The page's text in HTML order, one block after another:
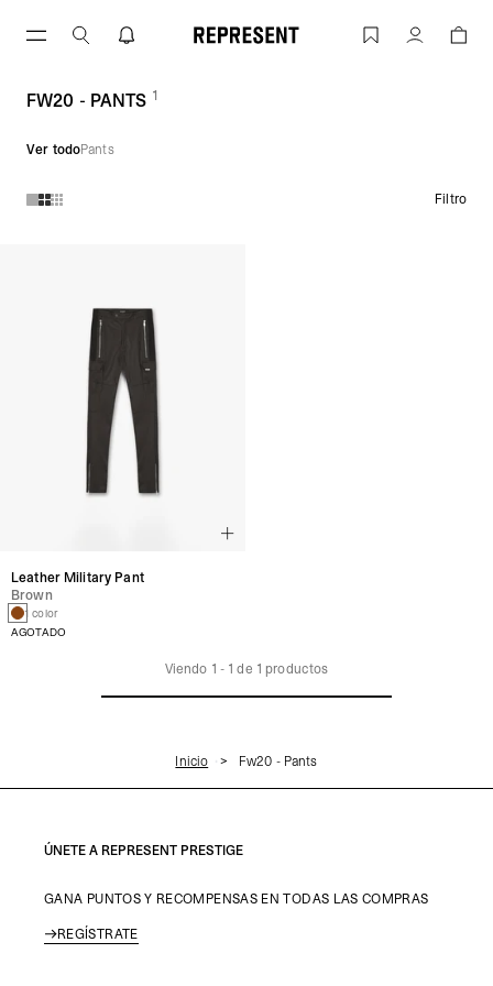
FW20 - PANTS | REPRESENTCuenta
FW20 - PANTS (1productos)
Ver todoPants
Filtro
Leather Military Pant
Brown
1 color
AGOTADO
Viendo 1 - 1 de 1 productos
Inicio Fw20 - Pants
ÚNETE A REPRESENT PRESTIGE
GANA PUNTOS Y RECOMPENSAS EN TODAS LAS COMPRAS
REGÍSTRATE